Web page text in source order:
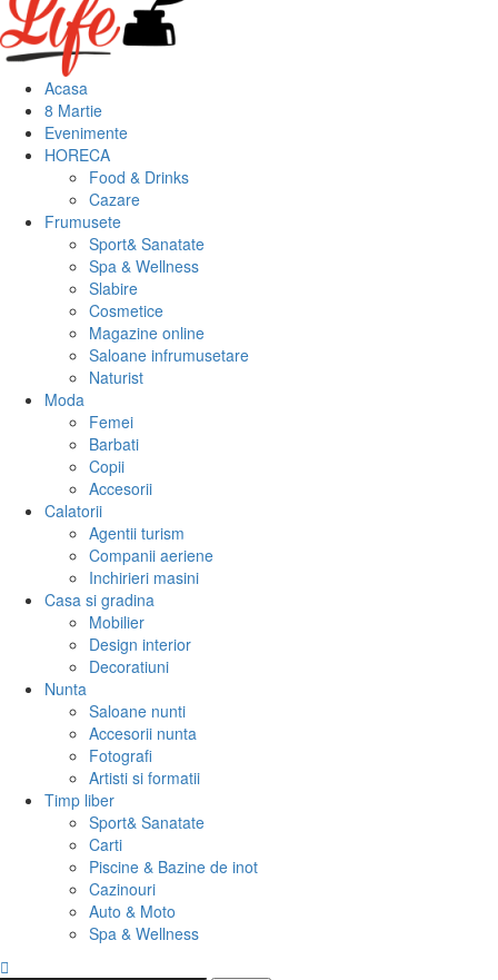
Acasa
8 Martie
Evenimente
HORECA
Food & Drinks
Cazare
Frumusete
Sport& Sanatate
Spa & Wellness
Slabire
Cosmetice
Magazine online
Saloane infrumusetare
Naturist
Moda
Femei
Barbati
Copii
Accesorii
Calatorii
Agentii turism
Companii aeriene
Inchirieri masini
Casa si gradina
Mobilier
Design interior
Decoratiuni
Nunta
Saloane nunti
Accesorii nunta
Fotografi
Artisti si formatii
Timp liber
Sport& Sanatate
Carti
Piscine & Bazine de inot
Cazinouri
Auto & Moto
Spa & Wellness